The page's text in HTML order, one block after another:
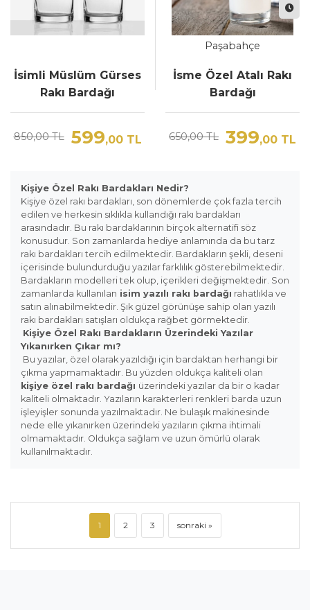
İsimli Müslüm Gürses
Rakı Bardağı
850,00 TL 599,00TL
Paşabahçe
İsme Özel Atalı Rakı
Bardağı
650,00 TL 399,00 TL
Kişiye Özel Rakı Bardakları Nedir?
Kişiye özel rakı bardakları, son dönemlerde çok fazla tercih
edilen ve herkesin sıklıkla kullandığı rakı bardakları
arasındadır. Bu rakı bardaklarının birçok alternatifi söz
konusudur. Son zamanlarda hediye anlamında da bu tarz
rakı bardakları tercih edilmektedir. Bardakların şekli, deseni
içerisinde bulundurduğu yazılar farklılık gösterebilmektedir.
Bardakların modelleri tek olup, içerikleri değişmektedir. Son
zamanlarda kullanılan isim yazılı rakı bardağı rahatlıkla ve
satın alınabilmektedir. Şık güzel görünüşe sahip olan yazılı
rakı bardakları satışları oldukça rağbet görmektedir.
Kişiye Özel Rakı Bardakların Üzerindeki Yazılar
Yıkanırken Çıkar mı?
Bu yazılar, özel olarak yazıldığı için bardaktan herhangi bir
çıkma yapmamaktadır. Bu yüzden oldukça kaliteli olan
kişiye özel rakı bardağı üzerindeki yazılar da bir o kadar
kaliteli olmaktadır. Yazıların karakterleri renkleri barda uzun
işleyişler sonunda yazılmaktadır. Ne bulaşık makinesinde
nede elle yıkanırken üzerindeki yazıların çıkma ihtimali
olmamaktadır. Oldukça sağlam ve uzun ömürlü olarak
kullanılmaktadır.
1 2 3 sonraki »